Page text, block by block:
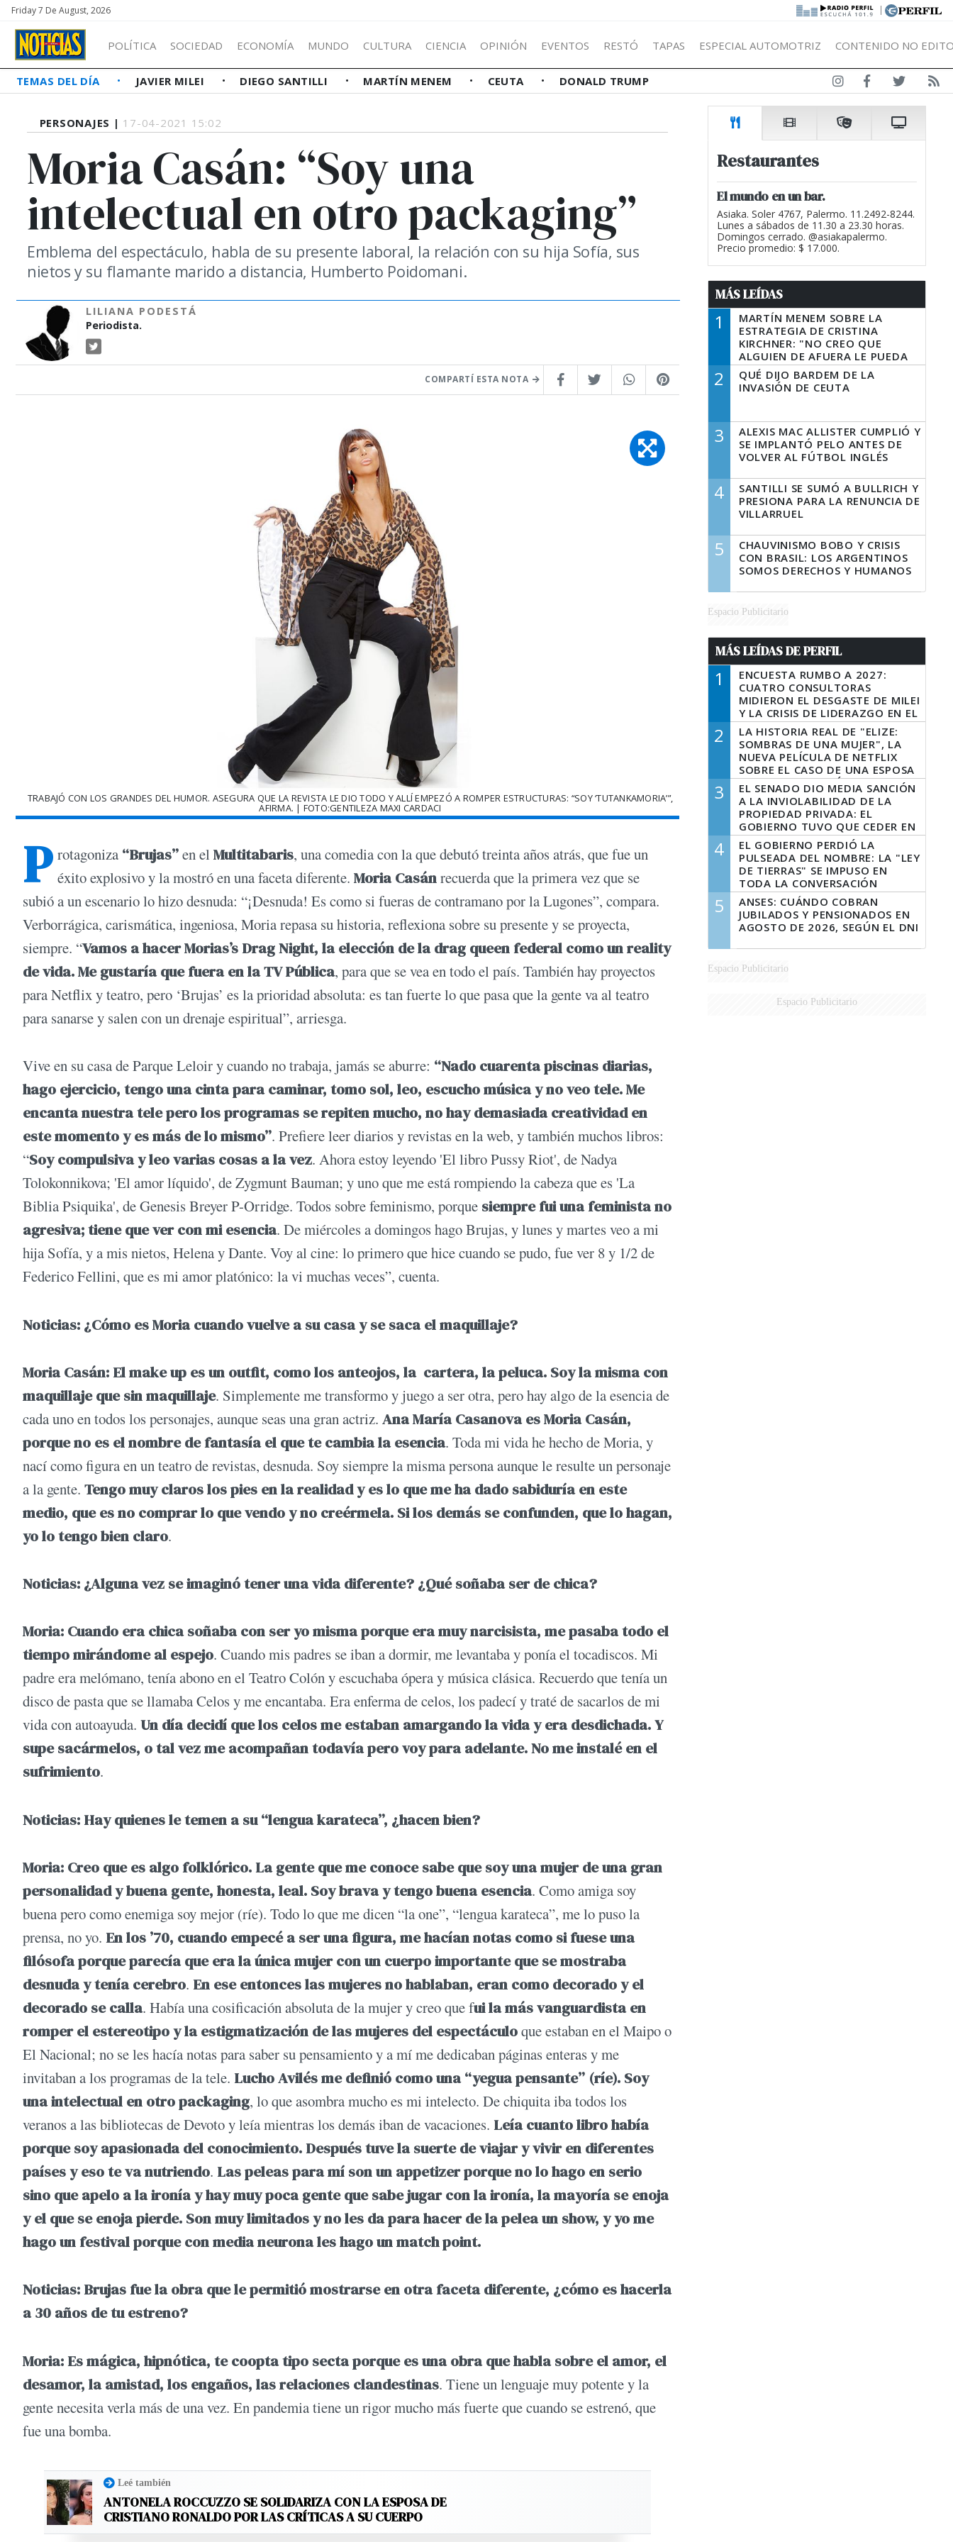
Friday 7 De August, 2026 |
POLÍTICA SOCIEDAD ECONOMÍA MUNDO CULTURA CIENCIA OPINIÓN EVENTOS RESTÓ TAPAS ESPECIAL AUTOMOTRIZ CONTENIDO NO
TEMAS DEL DÍA JAVIER MILEI DIEGO SANTILLI MARTÍN MENEM CEUTA DONALD TRUMP
PERSONAJES | 17-04-2021 15:02
Moria Casán: “Soy una
intelectual en otro packaging”
Emblema del espectáculo, habla de su presente laboral, la relación con su hija Sofía, sus
nietos y su flamante marido a distancia, Humberto Poidomani.
LILIANA PODESTÁ
Periodista.
COMPARTÍ ESTA NOTA
TRABAJÓ CON LOS GRANDES DEL HUMOR. ASEGURA QUE LA REVISTA LE DIO TODO Y ALLÍ EMPEZÓ A ROMPER ESTRUCTURAS: “SOY ‘TUTANKAMORIA’”,
AFIRMA. | FOTO:GENTILEZA MAXI CARDACI
P rotagoniza “Brujas”en el Multitabaris, una comedia con la que debutó treinta años atrás, que fue un
éxito explosivo y la mostró en una faceta diferente. Moria Casánrecuerda que la primera vez que se
subió a un escenario lo hizo desnuda: “¡Desnuda! Es como si fueras de contramano por la Lugones”, compara.
Verborrágica, carismática, ingeniosa, Moria repasa su historia, reflexiona sobre su presente y se proyecta,
siempre. “Vamos a hacer Morias’s Drag Night, la elección de la drag queen federal como un reality
de vida. Me gustaría que fuera en la TV Pública, para que se vea en todo el país. También hay proyectos
para Netflix y teatro, pero ‘Brujas’ es la prioridad absoluta: es tan fuerte lo que pasa que la gente va al teatro
para sanarse y salen con un drenaje espiritual”, arriesga.
Vive en su casa de Parque Leloir y cuando no trabaja, jamás se aburre: “Nado cuarenta piscinas diarias,
hago ejercicio, tengo una cinta para caminar, tomo sol, leo, escucho música y no veo tele. Me
encanta nuestra tele pero los programas se repiten mucho, no hay demasiada creatividad en
este momento y es más de lo mismo”. Prefiere leer diarios y revistas en la web, y también muchos libros:
“Soy compulsiva y leo varias cosas a la vez. Ahora estoy leyendo 'El libro Pussy Riot', de Nadya
Tolokonnikova; 'El amor líquido', de Zygmunt Bauman; y uno que me está rompiendo la cabeza que es 'La
Biblia Psiquika', de Genesis Breyer P-Orridge. Todos sobre feminismo, porque siempre fui una feminista no
agresiva; tiene que ver con mi esencia. De miércoles a domingos hago Brujas, y lunes y martes veo a mi
hija Sofía, y a mis nietos, Helena y Dante. Voy al cine: lo primero que hice cuando se pudo, fue ver 8 y 1/2 de
Federico Fellini, que es mi amor platónico: la vi muchas veces”, cuenta.
Noticias: ¿Cómo es Moria cuando vuelve a su casa y se saca el maquillaje?
Moria Casán: El make up es un outfit, como los anteojos, la cartera, la peluca. Soy la misma con
maquillaje que sin maquillaje. Simplemente me transformo y juego a ser otra, pero hay algo de la esencia de
cada uno en todos los personajes, aunque seas una gran actriz. Ana María Casanova es Moria Casán,
porque no es el nombre de fantasía el que te cambia la esencia. Toda mi vida he hecho de Moria, y
nací como figura en un teatro de revistas, desnuda. Soy siempre la misma persona aunque le resulte un personaje
a la gente. Tengo muy claros los pies en la realidad y es lo que me ha dado sabiduría en este
medio, que es no comprar lo que vendo y no creérmela. Si los demás se confunden, que lo hagan,
yo lo tengo bien claro.
Noticias: ¿Alguna vez se imaginó tener una vida diferente? ¿Qué soñaba ser de chica?
Moria: Cuando era chica soñaba con ser yo misma porque era muy narcisista, me pasaba todo el
tiempo mirándome al espejo. Cuando mis padres se iban a dormir, me levantaba y ponía el tocadiscos. Mi
padre era melómano, tenía abono en el Teatro Colón y escuchaba ópera y música clásica. Recuerdo que tenía un
disco de pasta que se llamaba Celos y me encantaba. Era enferma de celos, los padecí y traté de sacarlos de mi
vida con autoayuda. Un día decidí que los celos me estaban amargando la vida y era desdichada. Y
supe sacármelos, o tal vez me acompañan todavía pero voy para adelante. No me instalé en el
sufrimiento.
Noticias: Hay quienes le temen a su “lengua karateca”, ¿hacen bien?
Moria: Creo que es algo folklórico. La gente que me conoce sabe que soy una mujer de una gran
personalidad y buena gente, honesta, leal. Soy brava y tengo buena esencia. Como amiga soy
buena pero como enemiga soy mejor (ríe). Todo lo que me dicen “la one”, “lengua karateca”, me lo puso la
prensa, no yo. En los ’70, cuando empecé a ser una figura, me hacían notas como si fuese una
filósofa porque parecía que era la única mujer con un cuerpo importante que se mostraba
desnuda y tenía cerebro. En ese entonces las mujeres no hablaban, eran como decorado y el
decorado se calla. Había una cosificación absoluta de la mujer y creo que fui la más vanguardista en
romper el estereotipo y la estigmatización de las mujeres del espectáculoque estaban en el Maipo o
El Nacional; no se les hacía notas para saber su pensamiento y a mí me dedicaban páginas enteras y me
invitaban a los programas de la tele. Lucho Avilés me definió como una “yegua pensante” (ríe). Soy
una intelectual en otro packaging, lo que asombra mucho es mi intelecto. De chiquita iba todos los
veranos a las bibliotecas de Devoto y leía mientras los demás iban de vacaciones. Leía cuanto libro había
porque soy apasionada del conocimiento. Después tuve la suerte de viajar y vivir en diferentes
países y eso te va nutriendo. Las peleas para mí son un appetizer porque no lo hago en serio
sino que apelo a la ironía y hay muy poca gente que sabe jugar con la ironía, la mayoría se enoja
y el que se enoja pierde. Son muy limitados y no les da para hacer de la pelea un show, y yo me
hago un festival porque con media neurona les hago un match point.
Noticias: Brujas fue la obra que le permitió mostrarse en otra faceta diferente, ¿cómo es hacerla
a 30 años de tu estreno?
Moria: Es mágica, hipnótica, te coopta tipo secta porque es una obra que habla sobre el amor, el
desamor, la amistad, los engaños, las relaciones clandestinas. Tiene un lenguaje muy potente y la
gente necesita verla más de una vez. En pandemia tiene un rigor mucho más fuerte que cuando se estrenó, que
fue una bomba.
Leé también
ANTONELA ROCCUZZO SE SOLIDARIZA CON LA ESPOSA DE
CRISTIANO RONALDO POR LAS CRÍTICAS A SU CUERPO
Restaurantes
El mundo en un bar.
Asiaka. Soler 4767, Palermo. 11.2492-8244.
Lunes a sábados de 11.30 a 23.30 horas.
Domingos cerrado. @asiakapalermo.
Precio promedio: $ 17.000.
MÁS LEÍDAS
1
MARTÍN MENEM SOBRE LA
ESTRATEGIA DE CRISTINA
KIRCHNER: "NO CREO QUE
ALGUIEN DE AFUERA LE PUEDA
DECIR A LA JUSTICIA LO QUE
TIENE QUE HACER"
2
QUÉ DIJO BARDEM DE LA
INVASIÓN DE CEUTA
3
ALEXIS MAC ALLISTER CUMPLIÓ Y
SE IMPLANTÓ PELO ANTES DE
VOLVER AL FÚTBOL INGLÉS
4
SANTILLI SE SUMÓ A BULLRICH Y
PRESIONA PARA LA RENUNCIA DE
VILLARRUEL
5
CHAUVINISMO BOBO Y CRISIS
CON BRASIL: LOS ARGENTINOS
SOMOS DERECHOS Y HUMANOS
Espacio Publicitario
MÁS LEÍDAS DE PERFIL
1
ENCUESTA RUMBO A 2027:
CUATRO CONSULTORAS
MIDIERON EL DESGASTE DE MILEI
Y LA CRISIS DE LIDERAZGO EN EL
PERONISMO
2
LA HISTORIA REAL DE "ELIZE:
SOMBRAS DE UNA MUJER", LA
NUEVA PELÍCULA DE NETFLIX
SOBRE EL CASO DE UNA ESPOSA
QUE DESCUARTIZÓ A SU
MARIDO
3
EL SENADO DIO MEDIA SANCIÓN
A LA INVIOLABILIDAD DE LA
PROPIEDAD PRIVADA: EL
GOBIERNO TUVO QUE CEDER EN
LA LEY DEL MANEJO DEL FUEGO
4
EL GOBIERNO PERDIÓ LA
PULSEADA DEL NOMBRE: LA "LEY
DE TIERRAS" SE IMPUSO EN
TODA LA CONVERSACIÓN
DIGITAL
5
ANSES: CUÁNDO COBRAN
JUBILADOS Y PENSIONADOS EN
AGOSTO DE 2026, SEGÚN EL DNI
Espacio Publicitario
Espacio Publicitario